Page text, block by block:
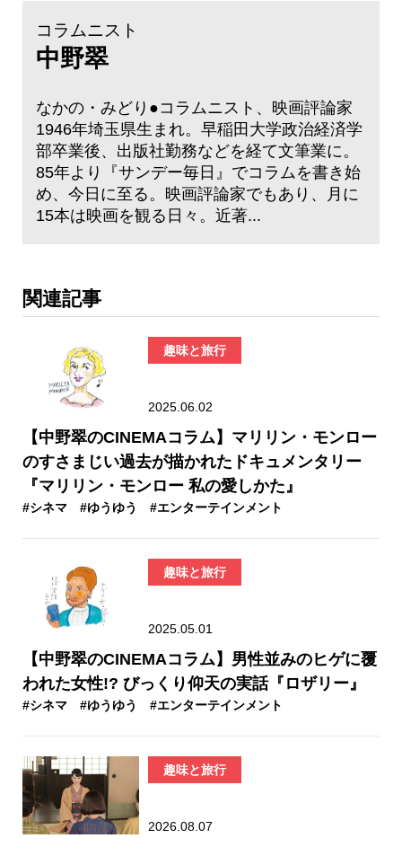
コラムニスト
中野翠
なかの・みどり●コラムニスト、映画評論家
1946年埼玉県生まれ。早稲田大学政治経済学
部卒業後、出版社勤務などを経て文筆業に。
85年より『サンデー毎日』でコラムを書き始
め、今日に至る。映画評論家でもあり、月に
15本は映画を観る日々。近著...
関連記事
趣味と旅行
2025.06.02
【中野翠のCINEMAコラム】マリリン・モンロー
のすさまじい過去が描かれたドキュメンタリー
『マリリン・モンロー 私の愛しかた』
#シネマ #ゆうゆう #エンターテインメント
趣味と旅行
2025.05.01
【中野翠のCINEMAコラム】男性並みのヒゲに覆
われた女性!? びっくり仰天の実話『ロザリー』
#シネマ #ゆうゆう #エンターテインメント
趣味と旅行
2026.08.07